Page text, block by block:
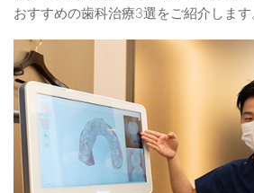
おすすめの歯科治療3選をご紹介します